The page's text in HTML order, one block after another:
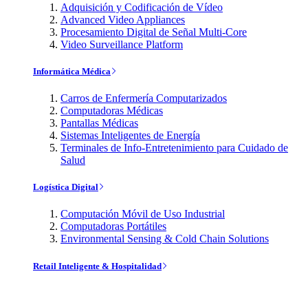
Adquisición y Codificación de Vídeo
Advanced Video Appliances
Procesamiento Digital de Señal Multi-Core
Video Surveillance Platform
Informática Médica
Carros de Enfermería Computarizados
Computadoras Médicas
Pantallas Médicas
Sistemas Inteligentes de Energía
Terminales de Info-Entretenimiento para Cuidado de
Salud
Logística Digital
Computación Móvil de Uso Industrial
Computadoras Portátiles
Environmental Sensing & Cold Chain Solutions
Retail Inteligente & Hospitalidad